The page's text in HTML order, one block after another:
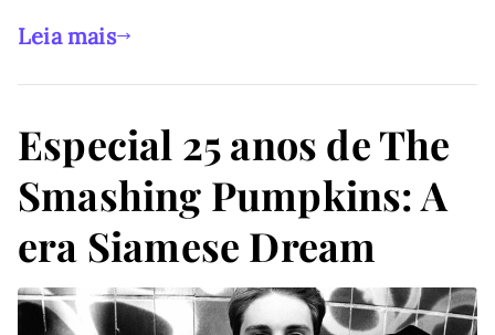
Leia mais
Especial 25 anos de The
Smashing Pumpkins: A
era Siamese Dream